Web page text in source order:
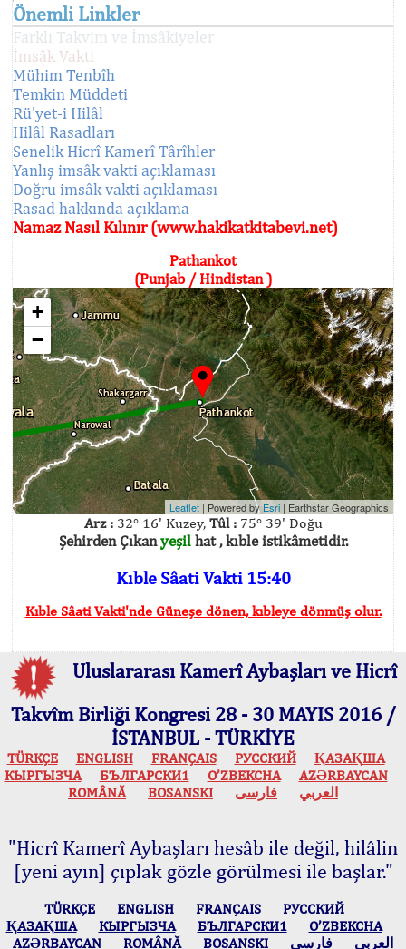
Önemli Linkler
Farklı Takvim ve İmsâkiyeler
İmsâk Vakti
Mühim Tenbîh
Temkin Müddeti
Rü'yet-i Hilâl
Hilâl Rasadları
Senelik Hicrî Kamerî Târîhler
Yanlış imsâk vakti açıklaması
Doğru imsâk vakti açıklaması
Rasad hakkında açıklama
Namaz Nasıl Kılınır (www.hakikatkitabevi.net)
Pathankot
(Punjab / Hindistan )
+
−
Leaflet | Powered byEsri | Earthstar Geographics
Arz :32° 16' Kuzey, Tûl :75° 39' Doğu
Şehirden Çıkanyeşilhat , kıble istikâmetidir.
Kıble Sâati Vakti 15:40
Kıble Sâati Vakti'nde Güneşe dönen, kıbleye dönmüş olur.
Uluslararası Kamerî Aybaşları ve Hicrî
Takvîm Birliği Kongresi 28 - 30 MAYIS 2016 /
İSTANBUL - TÜRKİYE
TÜRKÇE ENGLISH FRANÇAIS РУССКИЙ
ҚАЗАҚША
КЫPГЫЗЧA
БЪЛГАРСКИ1 O’ZBEKCHA
AZӘRBAYCAN
ROMÂNĂ
BOSANSKI العربي فارسی
"Hicrî Kamerî Aybaşları hesâb ile değil, hilâlin
[yeni ayın] çıplak gözle görülmesi ile başlar."
TÜRKÇE ENGLISH FRANÇAIS
РУССКИЙ
ҚАЗАҚША
КЫPГЫЗЧA БЪЛГАРСКИ1
O’ZBEKCHA
AZӘRBAYCAN
ROMÂNĂ BOSANSKI العربي فارسی